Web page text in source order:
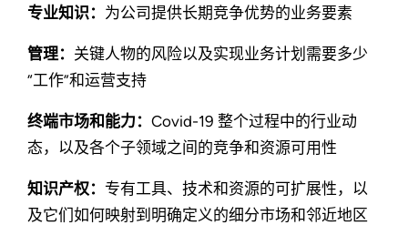
专业知识： 为公司提供长期竞争优势的业务要素
管理： 关键人物的风险以及实现业务计划需要多少
“工作”和运营支持
终端市场和能力： Covid-19 整个过程中的行业动
态，以及各个子领域之间的竞争和资源可用性
知识产权： 专有工具、技术和资源的可扩展性，以
及它们如何映射到明确定义的细分市场和邻近地区